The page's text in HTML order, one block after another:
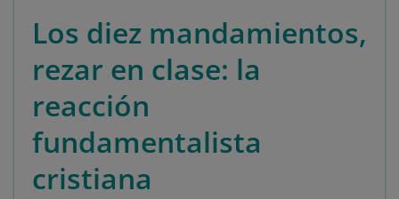
Los diez mandamientos,
rezar en clase: la
reacción
fundamentalista
cristiana